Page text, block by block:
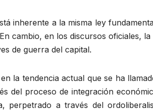
inherente a la misma ley
cambio, en los discursos oficiales, la
de guerra del capital.
la tendencia actual que se ha
del proceso de integración
perpetrado a través del